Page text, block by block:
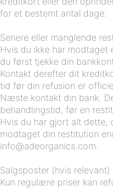
for et bestemt antal dage.
Senere eller manglende
Hvis du ikke har modtaget
du først tjekke din
Kontakt derefter dit
tid før din refusion er
Næste kontakt din bank.
behandlingstid, før en
Hvis du har gjort alt dette,
modtaget din restitution
info@adeorganics.com.
Salgsposter (hvis relevant)
Kun regulære priser kan